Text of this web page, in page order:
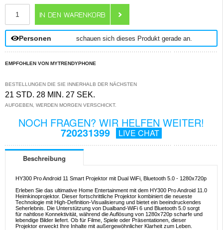
Personen schauen sich dieses Produkt gerade an.
EMPFOHLEN VON MYTRENDYPHONE
BESTELLUNGEN DIE SIE INNERHALB DER NÄCHSTEN
21 STD. 28 MIN. 27 SEK.
AUFGEBEN, WERDEN MORGEN VERSCHICKT.
NOCH FRAGEN? WIR HELFEN WEITER!
720231399 LIVE CHAT
Beschreibung
HY300 Pro Android 11 Smart Projektor mit Dual WiFi, Bluetooth 5.0 - 1280x720p
Erleben Sie das ultimative Home Entertainment mit dem HY300 Pro Android 11.0
Heimkinoprojektor. Dieser fortschrittliche Projektor kombiniert die neueste
Technologie mit High-Definition-Visualisierung und bietet ein beeindruckendes
Seherlebnis. Die Unterstützung von Dualband-WiFi 6 und Bluetooth 5.0 sorgt
für nahtlose Konnektivität, während die Auflösung von 1280x720p scharfe und
lebendige Bilder liefert. Ob für Filme, Spiele oder Präsentationen, dieser
Projektor erweckt Ihre Inhalte mit außergewöhnlicher Klarheit zum Leben.